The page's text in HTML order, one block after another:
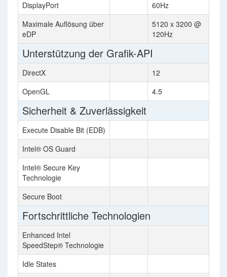
DisplayPort
60Hz
Maximale Auflösung über
eDP
5120 x 3200 @
120Hz
Unterstützung der Grafik-API
DirectX
12
OpenGL
4.5
Sicherheit & Zuverlässigkeit
Execute Disable Bit (EDB)
Intel® OS Guard
Intel® Secure Key
Technologie
Secure Boot
Fortschrittliche Technologien
Enhanced Intel
SpeedStep® Technologie
Idle States